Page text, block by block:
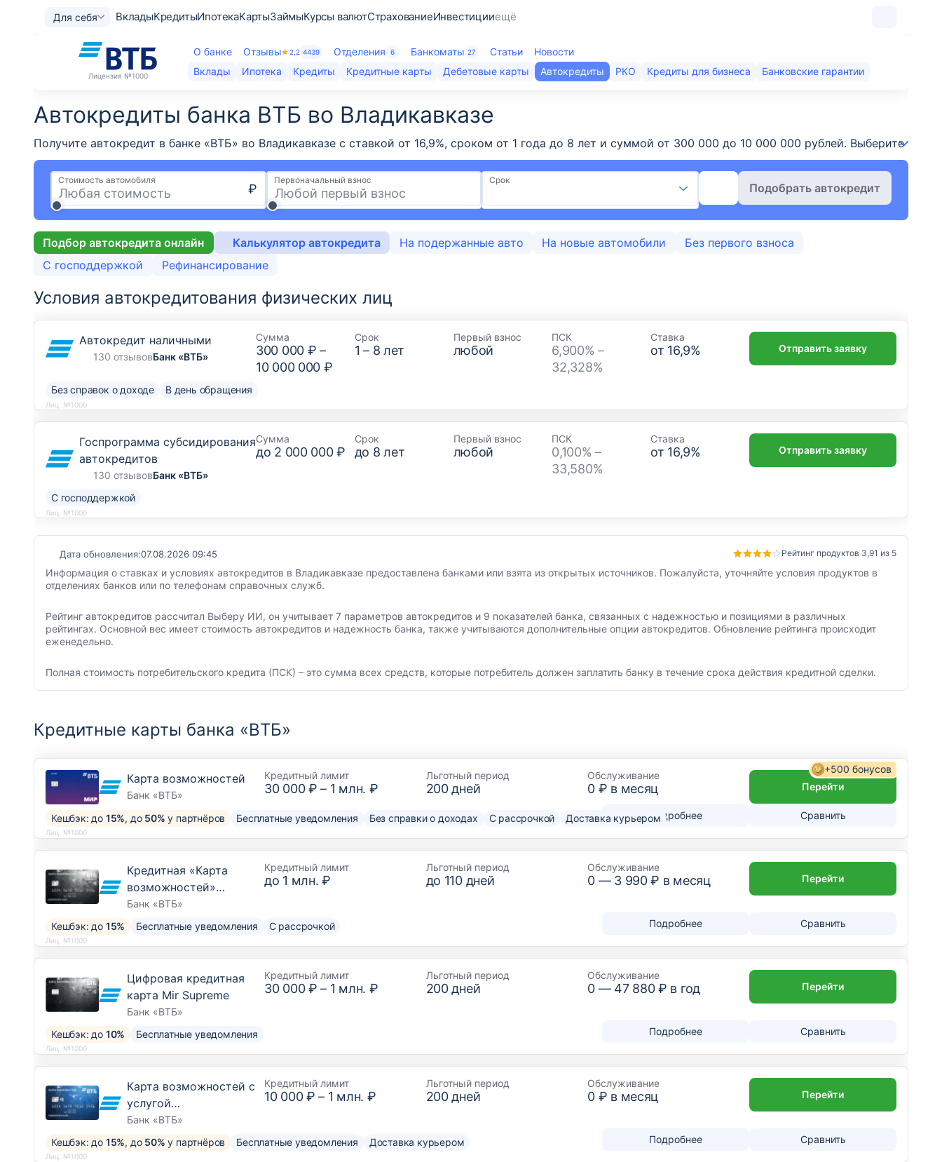
Для себя ВкладыКредитыИпотекаКартыЗаймыКурсы валютСтрахованиеИнвестицииещё
Лицензия №1000
О банке Отзывы 2,2 4439 Отделения 6 Банкоматы 27 Статьи
Новости
Вклады
Ипотека Кредиты Кредитные карты Дебетовые карты Автокредиты РКО Кредиты для бизнеса Банковские гарантии
Автокредиты банка ВТБ во Владикавказе
Получите автокредит в банке «ВТБ» во Владикавказе с ставкой от 16,9%, сроком от 1 года до 8 лет и суммой от 300 000 до 10 000 000 рублей. Выберите
Стоимость автомобиля
₽
Первоначальный взнос Срок
Подобрать автокредит
Подбор автокредита онлайн Калькулятор автокредита На подержанные авто На новые автомобили
Без первого взноса
С господдержкой
Рефинансирование
Условия автокредитования физических лиц
Автокредит наличными
130 отзывовБанк «ВТБ»
Сумма
300 000 ₽ –
10 000 000 ₽
Срок
1 – 8 лет
Первый взнос
любой
ПСК
6,900% –
32,328%
Ставка
от 16,9%
Без справок о доходе В день обращения
Отправить заявку
Лиц. №1000
Госпрограмма субсидирования
автокредитов
130 отзывовБанк «ВТБ»
Сумма
до 2 000 000 ₽
Срок
до 8 лет
Первый взнос
любой
ПСК
0,100% –
33,580%
Ставка
от 16,9%
С господдержкой
Отправить заявку
Лиц. №1000
Дата обновления:07.08.2026 09:45 Рейтинг продуктов 3,91 из 5
Информация о ставках и условиях автокредитов в Владикавказе предоставлена банками или взята из открытых источников. Пожалуйста, уточняйте условия продуктов в
отделениях банков или по телефонам справочных служб.
Рейтинг автокредитов рассчитал Выберу ИИ, он учитывает 7 параметров автокредитов и 9 показателей банка, связанных с надежностью и позициями в различных
рейтингах. Основной вес имеет стоимость автокредитов и надежность банка, также учитываются дополнительные опции автокредитов. Обновление рейтинга происходит
еженедельно.
Полная стоимость потребительского кредита (ПСК) – это сумма всех средств, которые потребитель должен заплатить банку в течение срока действия кредитной сделки.
Кредитные карты банка «ВТБ»
Карта возможностей
Банк «ВТБ»
Кредитный лимит
30 000 ₽ – 1 млн. ₽
Льготный период
200дней
Обслуживание
0 ₽ в месяц
Кешбэк: до 15%, до 50% у партнёров Бесплатные уведомления Без справки о доходах С рассрочкой Доставка курьеромПодробнее Сравнить
+500 бонусов
Перейти
Лиц. №1000
Кредитная «Карта
возможностей»
Привилегия
Банк «ВТБ»
Кредитный лимит
до 1 млн. ₽
Льготный период
до 110дней
Обслуживание
0 — 3 990₽ в месяц
Кешбэк: до 15% Бесплатные уведомления С рассрочкой Подробнее Сравнить
Перейти
Лиц. №1000
Цифровая кредитная
карта Mir Supreme
Банк «ВТБ»
Кредитный лимит
30 000 ₽ – 1 млн. ₽
Льготный период
200дней
Обслуживание
0 — 47 880₽ в год
Кешбэк: до 10% Бесплатные уведомления Подробнее Сравнить
Перейти
Лиц. №1000
Карта возможностей с
услугой
рефинансирования
Банк «ВТБ»
Кредитный лимит
10 000 ₽ – 1 млн. ₽
Льготный период
200дней
Обслуживание
0 ₽ в месяц
Кешбэк: до 15%, до 50% у партнёров Бесплатные уведомления Доставка курьером Подробнее Сравнить
Перейти
Лиц. №1000